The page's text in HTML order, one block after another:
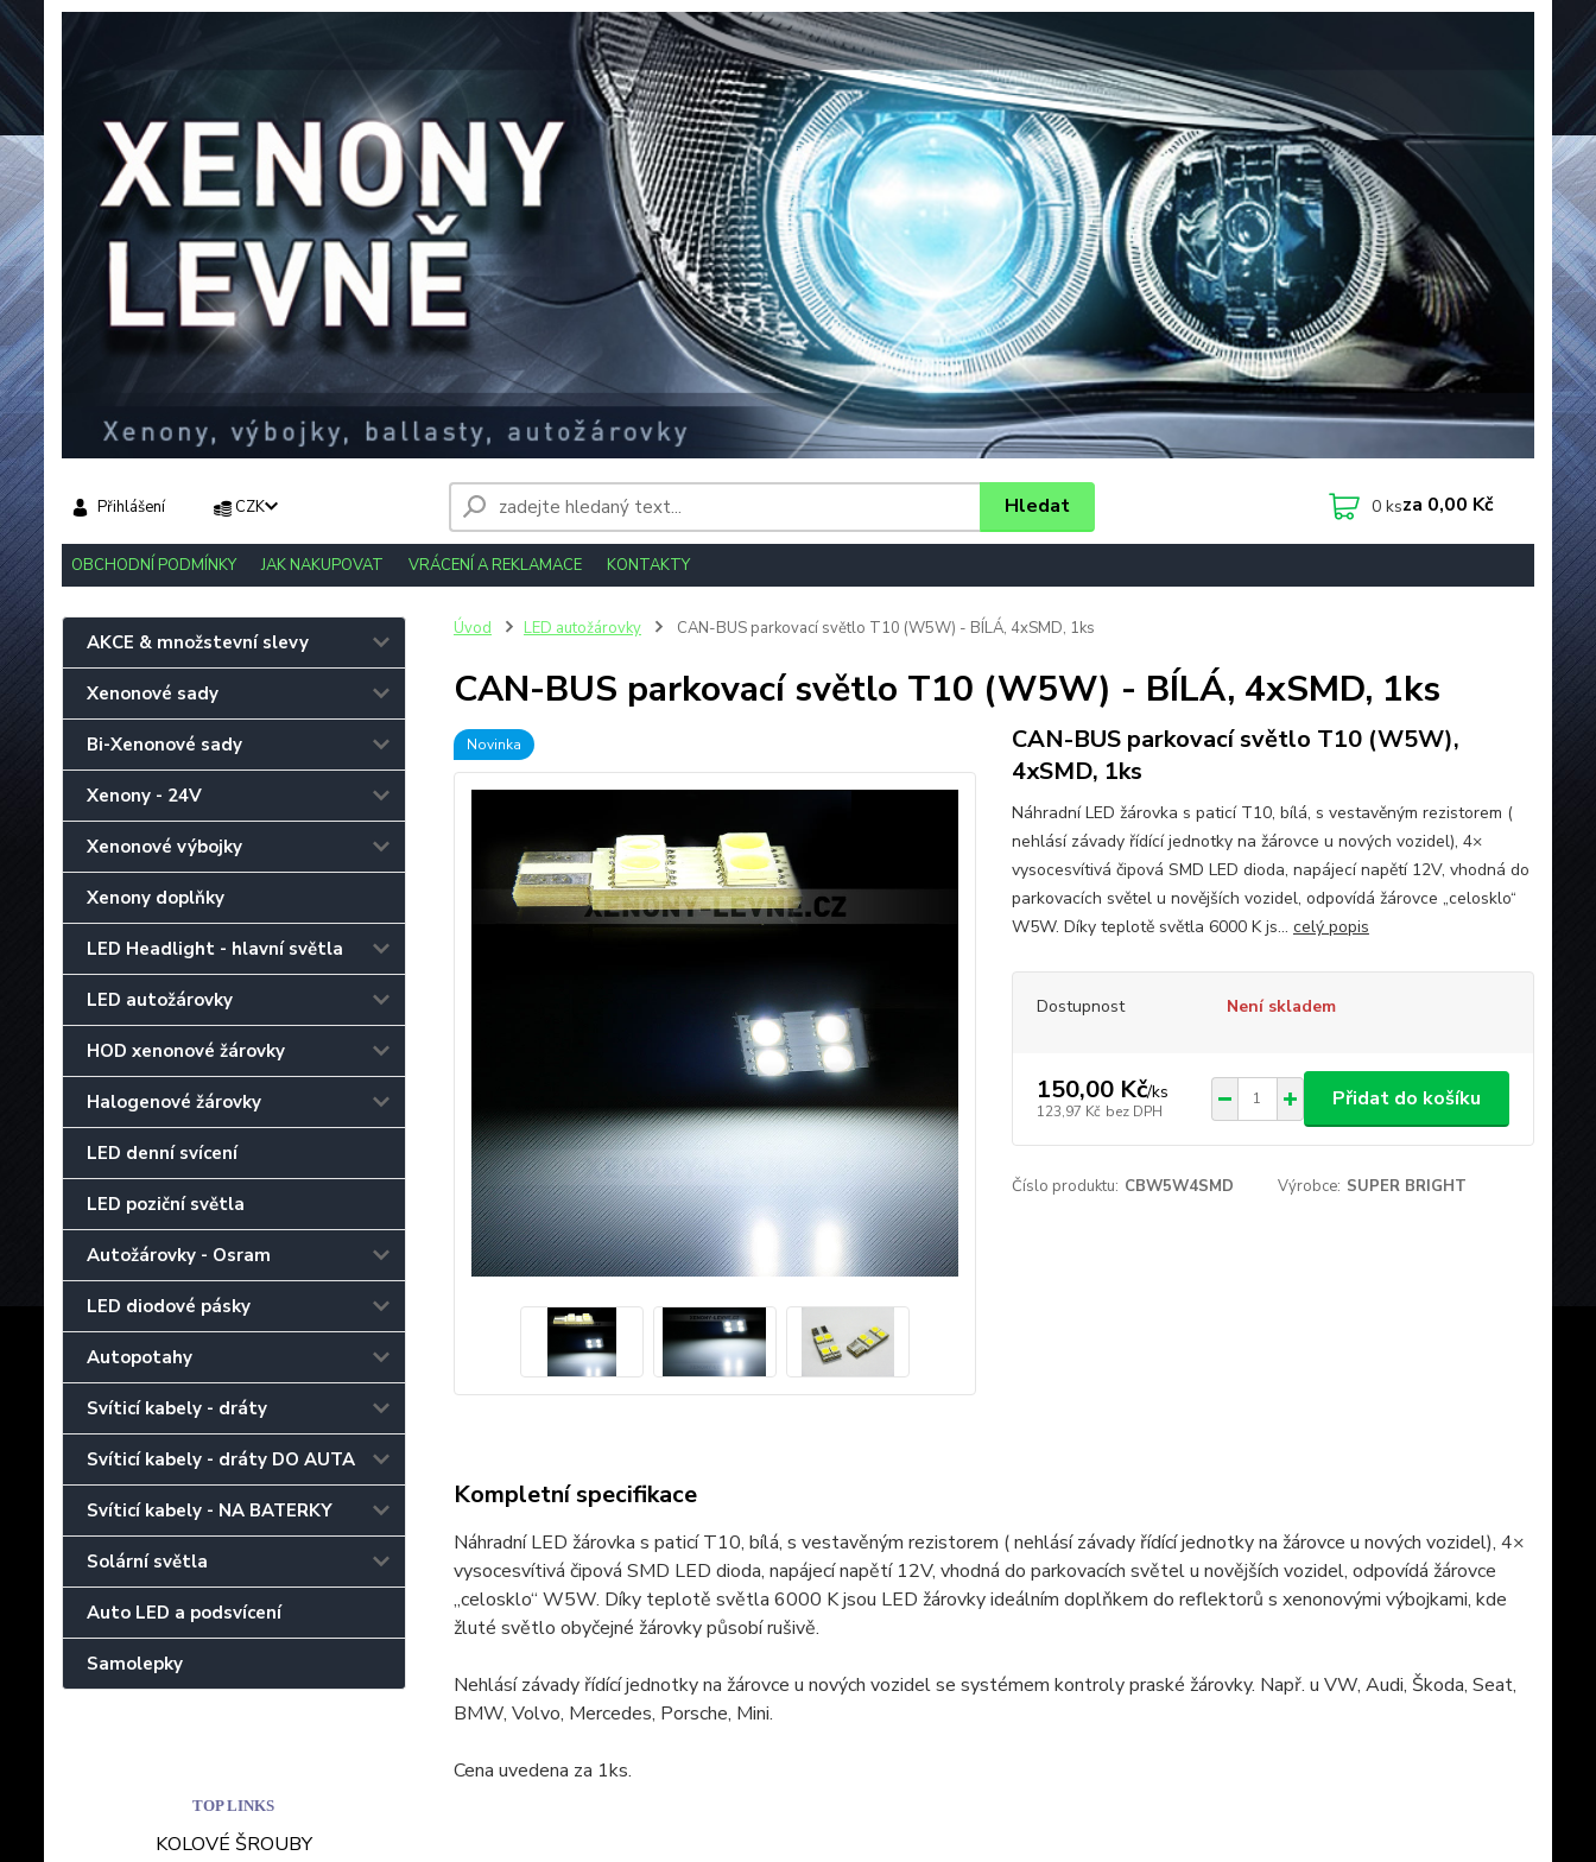
OBCHODNÍ PODMÍNKY JAK NAKUPOVAT VRÁCENÍ A REKLAMACE KONTAKTY
CZK
Přihlášení Hledat 0ksza 0,00 Kč
AKCE & množstevní slevy
Xenonové sady
Bi-Xenonové sady
Xenony - 24V
Xenonové výbojky
Xenony doplňky
LED Headlight - hlavní světla
LED autožárovky
HOD xenonové žárovky
Halogenové žárovky
LED denní svícení
LED poziční světla
Autožárovky - Osram
LED diodové pásky
Autopotahy
Svíticí kabely - dráty
Svíticí kabely - dráty DO AUTA
Svíticí kabely - NA BATERKY
Solární světla
Auto LED a podsvícení
Samolepky
TOP LINKS
KOLOVÉ ŠROUBY
Úvod LED autožárovky CAN-BUS parkovací světlo T10 (W5W) - BÍLÁ, 4xSMD, 1ks
CAN-BUS parkovací světlo T10 (W5W) - BÍLÁ, 4xSMD, 1ks
Novinka
CAN-BUS parkovací světlo T10 (W5W),
4xSMD, 1ks
Náhradní LED žárovka s paticí T10, bílá, s vestavěným rezistorem (
nehlásí závady řídící jednotky na žárovce u nových vozidel), 4×
vysocesvítivá čipová SMD LED dioda, napájecí napětí 12V, vhodná do
parkovacích světel u novějších vozidel, odpovídá žárovce „celosklo“
W5W. Díky teplotě světla 6000 K js... celý popis
Dostupnost Není skladem
150,00 Kč/ks
123,97 Kč bez DPH
Přidat do košíku
Číslo produktu: CBW5W4SMD Výrobce: SUPER BRIGHT
Kompletní specifikace
Náhradní LED žárovka s paticí T10, bílá, s vestavěným rezistorem ( nehlásí závady řídící jednotky na žárovce u nových vozidel), 4×
vysocesvítivá čipová SMD LED dioda, napájecí napětí 12V, vhodná do parkovacích světel u novějších vozidel, odpovídá žárovce
„celosklo“ W5W. Díky teplotě světla 6000 K jsou LED žárovky ideálním doplňkem do reflektorů s xenonovými výbojkami, kde
žluté světlo obyčejné žárovky působí rušivě.
Nehlásí závady řídící jednotky na žárovce u nových vozidel se systémem kontroly praské žárovky. Např. u VW, Audi, Škoda, Seat,
BMW, Volvo, Mercedes, Porsche, Mini.
Cena uvedena za 1ks.